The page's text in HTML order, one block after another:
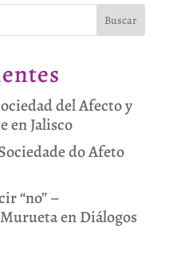
Buscar
del Afecto y
en Jalisco
do Afeto
“no” –
en Diálogos